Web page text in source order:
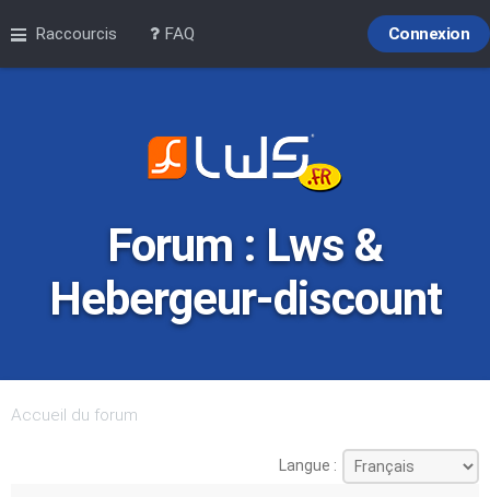
Raccourcis FAQ Connexion
Forum : Lws &
Hebergeur-discount
Accueil du forum
Langue :